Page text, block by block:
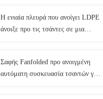
Η ενιαία πλευρά που ανοίγει LDPE
άνοιξε προ τις τσάντες σε μια
Σαφής Fanfolded προ ανοιγμένη
αυτόματη συσκευασία τσαντών για